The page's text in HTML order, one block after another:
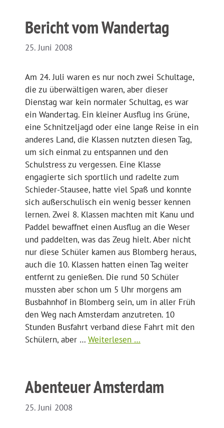
Bericht vom Wandertag
25. Juni 2008
Am 24. Juli waren es nur noch zwei Schultage,
die zu überwältigen waren, aber dieser
Dienstag war kein normaler Schultag, es war
ein Wandertag. Ein kleiner Ausflug ins Grüne,
eine Schnitzeljagd oder eine lange Reise in ein
anderes Land, die Klassen nutzten diesen Tag,
um sich einmal zu entspannen und den
Schulstress zu vergessen. Eine Klasse
engagierte sich sportlich und radelte zum
Schieder-Stausee, hatte viel Spaß und konnte
sich außerschulisch ein wenig besser kennen
lernen. Zwei 8. Klassen machten mit Kanu und
Paddel bewaffnet einen Ausflug an die Weser
und paddelten, was das Zeug hielt. Aber nicht
nur diese Schüler kamen aus Blomberg heraus,
auch die 10. Klassen hatten einen Tag weiter
entfernt zu genießen. Die rund 50 Schüler
mussten aber schon um 5 Uhr morgens am
Busbahnhof in Blomberg sein, um in aller Früh
den Weg nach Amsterdam anzutreten. 10
Stunden Busfahrt verband diese Fahrt mit den
Schülern, aber … Weiterlesen …
Abenteuer Amsterdam
25. Juni 2008